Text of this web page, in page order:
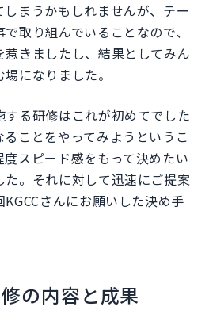
まうかもしれませんが、テー
取り組んでいることなので、
きましたし、結果としてみん
になりました。
する研修はこれが初めてでした
ことをやってみようというこ
スピード感をもって決めたい
た。それに対して迅速にご提案
さんにお願いした決め手
の内容と成果